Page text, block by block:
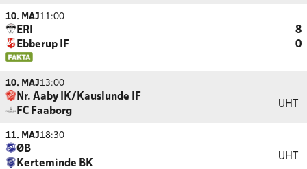
10. MAJ11:00
ERI
8
Ebberup IF
0
10. MAJ13:00
Nr. Aaby IK/Kauslunde IF
FC Faaborg
UHT
11. MAJ18:30
ØB
Kerteminde BK
UHT